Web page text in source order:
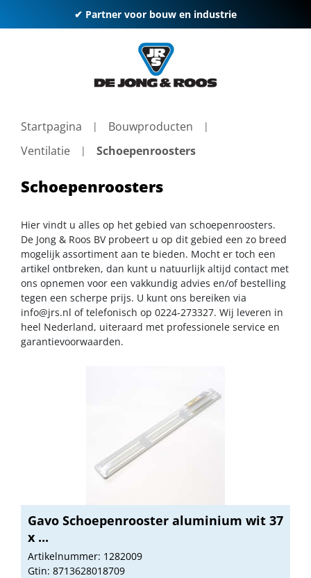
✔ Partner voor bouw en industrie
Startpagina
Bouwproducten
Ventilatie
Schoepenroosters
Schoepenroosters
Hier vindt u alles op het gebied van schoepenroosters.
De Jong & Roos BV probeert u op dit gebied een zo breed
mogelijk assortiment aan te bieden. Mocht er toch een
artikel ontbreken, dan kunt u natuurlijk altijd contact met
ons opnemen voor een vakkundig advies en/of bestelling
tegen een scherpe prijs. U kunt ons bereiken via
info@jrs.nl of telefonisch op 0224-273327. Wij leveren in
heel Nederland, uiteraard met professionele service en
garantievoorwaarden.
Gavo Schoepenrooster aluminium wit 37
x ...
Artikelnummer: 1282009
Gtin: 8713628018709